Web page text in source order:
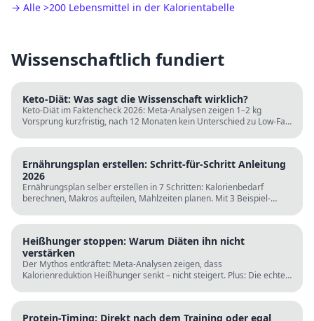
→ Alle >200 Lebensmittel in der Kalorientabelle
Wissenschaftlich fundiert
Keto-Diät: Was sagt die Wissenschaft wirklich?
Keto-Diät im Faktencheck 2026: Meta-Analysen zeigen 1–2 kg
Vorsprung kurzfristig, nach 12 Monaten kein Unterschied zu Low-Fat.
Ernährungsplan erstellen: Schritt-für-Schritt Anleitung
2026
Ernährungsplan selber erstellen in 7 Schritten: Kalorienbedarf
berechnen, Makros aufteilen, Mahlzeiten planen. Mit 3 Beispiel-
Heißhunger stoppen: Warum Diäten ihn nicht
verstärken
Der Mythos entkräftet: Meta-Analysen zeigen, dass
Kalorienreduktion Heißhunger senkt – nicht steigert. Plus: Die echten
Protein-Timing: Direkt nach dem Training oder egal